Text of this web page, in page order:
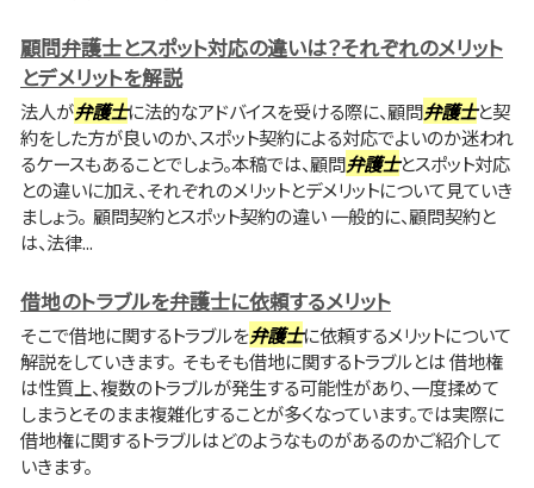
顧問弁護士とスポット対応の違いは？それぞれのメリット
とデメリットを解説
法人が弁護士に法的なアドバイスを受ける際に、顧問弁護士と契
約をした方が良いのか、スポット契約による対応でよいのか迷われ
るケースもあることでしょう。本稿では、顧問弁護士とスポット対応
との違いに加え、それぞれのメリットとデメリットについて見ていき
ましょう。 顧問契約とスポット契約の違い 一般的に、顧問契約と
は、法律...
借地のトラブルを弁護士に依頼するメリット
そこで借地に関するトラブルを弁護士に依頼するメリットについて
解説をしていきます。 そもそも借地に関するトラブルとは 借地権
は性質上、複数のトラブルが発生する可能性があり、一度揉めて
しまうとそのまま複雑化することが多くなっています。では実際に
借地権に関するトラブルはどのようなものがあるのかご紹介して
いきます。